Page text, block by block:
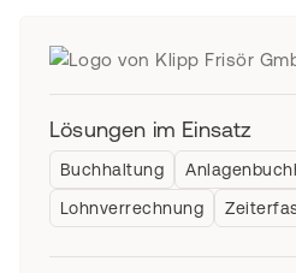
Lösungen im Einsatz
Buchhaltung
Lohnverrechnung